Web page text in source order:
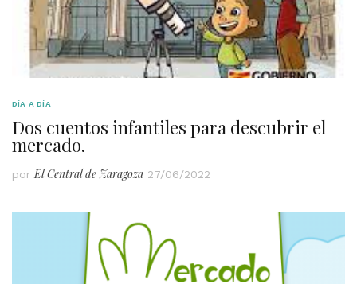
DÍA A DÍA
Dos cuentos infantiles para descubrir el
mercado.
por El Central de Zaragoza 27/06/2022